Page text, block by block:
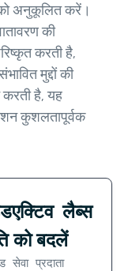
अनुकूलित करें।
की
करती है,
मुद्दों की
है, यह
कुशलतापूर्वक
लैब्स
को बदलें
प्रदाता